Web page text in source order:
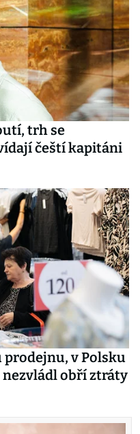
trh se
čeští kapitáni
v Polsku
obří ztráty